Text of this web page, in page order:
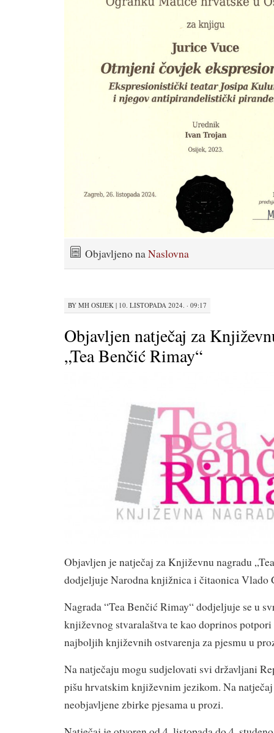
Objavljeno naNaslovna
BY MH OSIJEK | 10. LISTOPADA 2024. · 09:17
Objavljen natječaj za
„Tea Benčić Rimay“
Objavljen je natječaj za Književnu nagradu
dodjeljuje Narodna knjižnica i čitaonica Vlado
Nagrada “Tea Benčić Rimay“ dodjeljuje se u
književnog stvaralaštva te kao doprinos
najboljih književnih ostvarenja za pjesmu u
Na natječaju mogu sudjelovati svi državljani
pišu hrvatskim književnim jezikom. Na
neobjavljene zbirke pjesama u prozi.